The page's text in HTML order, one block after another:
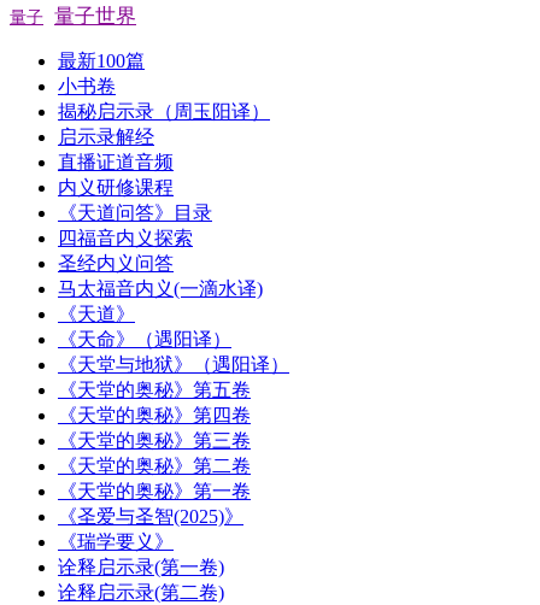
量子 量子世界
最新100篇
小书卷
揭秘启示录（周玉阳译）
启示录解经
直播证道音频
内义研修课程
《天道问答》目录
四福音内义探索
圣经内义问答
马太福音内义(一滴水译)
《天道》
《天命》（遇阳译）
《天堂与地狱》（遇阳译）
《天堂的奥秘》第五卷
《天堂的奥秘》第四卷
《天堂的奥秘》第三卷
《天堂的奥秘》第二卷
《天堂的奥秘》第一卷
《圣爱与圣智(2025)》
《瑞学要义》
诠释启示录(第一卷)
诠释启示录(第二卷)